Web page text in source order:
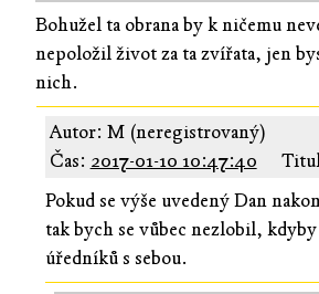
Bohužel ta obrana by k ničemu
nepoložil život za ta zvířata, jen
nich.
Autor: M (neregistrovaný)
Čas: 2017-01-10 10:47:40
Pokud se výše uvedený Dan
tak bych se vůbec nezlobil,
úředníků s sebou.